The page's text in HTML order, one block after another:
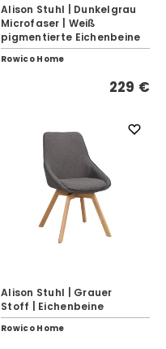
Alison Stuhl | Dunkelgrau
Microfaser | Weiß
pigmentierte Eichenbeine
Rowico Home
229 €
Alison Stuhl | Grauer
Stoff | Eichenbeine
Rowico Home